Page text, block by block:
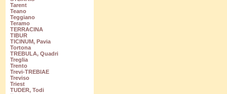
Tarent
Teano
Teggiano
Teramo
TERRACINA
TIBUR
TICINUM, Pavia
Tortona
TREBULA, Quadri
Treglia
Trento
Trevi-TREBIAE
Treviso
Triest
TUDER, Todi